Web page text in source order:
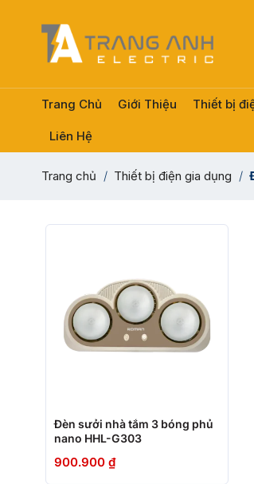
Trang Chủ Giới Thiệu Thiết bị
Liên Hệ
Trang chủ / Thiết bị điện gia dụng /
Đèn sưởi nhà tắm 3 bóng phủ
nano HHL-G303
900.900 ₫